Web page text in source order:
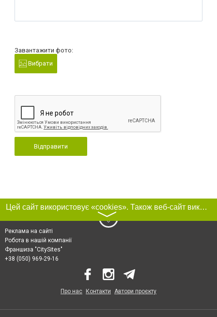
Завантажити фото:
Вибрати
Відправити
Цей сайт використовує «cookies». Також веб-сайт використовує інтернет-сервіс для збору технічних даних стосовно відвідувачів з метою отримання маркетингової та статистичної інформації. Умови обробки даних відвідувачів сайту див.
〉
Реклама на сайті
Робота в нашій компанії
Франшиза "CitySites"
+38 (050) 969-29-16
Про нас Контакти Автори проєкту